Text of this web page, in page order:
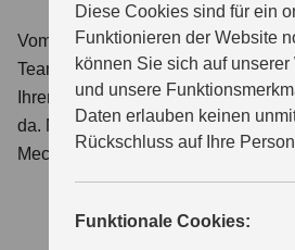
Diese Cookies sind für ein
Funktionieren der Website
können Sie sich auf
und unsere
Daten erlauben keinen
Rückschluss auf Ihre
Funktionale Cookies:
Vom Kleinteil bis zur großen
Team kümmert sich drum. Damit
Ihrem Fahrzeug Freude haben, sind
da. Mit kompetenter Beratung,
Mechanikern und fairen Preisen.